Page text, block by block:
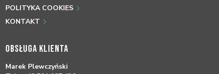
POLITYKA COOKIES
KONTAKT
OBSŁUGA KLIENTA
Marek Plewczyński